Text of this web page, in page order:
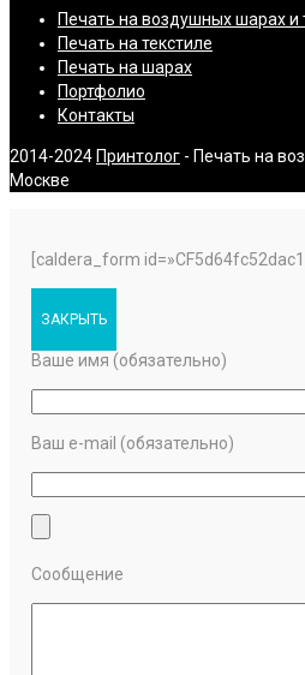
Печать на воздушных шарах и
Печать на текстиле
Печать на шарах
Портфолио
Контакты
2014-2024 Принтолог - Печать на
Москве
[caldera_form
ЗАКРЫТЬ
Ваше имя (обязательно)
Ваш e-mail (обязательно)
Сообщение